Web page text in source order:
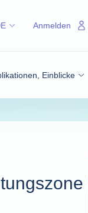
Einblicke
Anmelden